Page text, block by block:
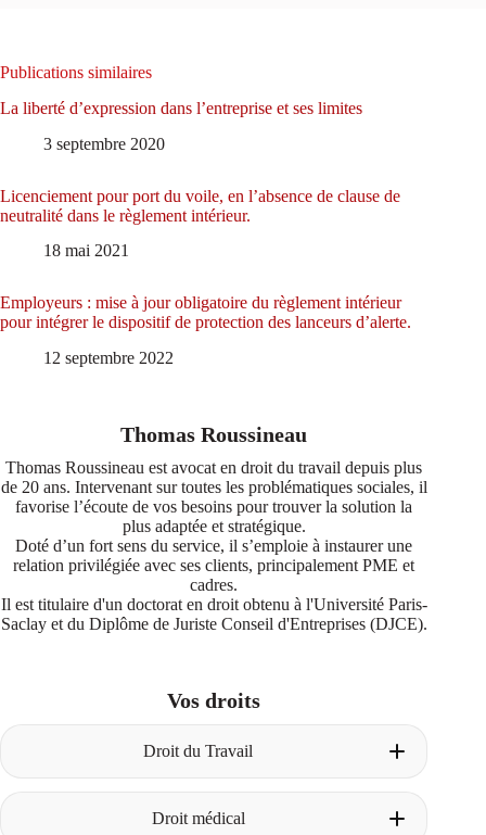
Publications similaires
La liberté d’expression dans l’entreprise et ses limites
3 septembre 2020
Licenciement pour port du voile, en l’absence de clause de
neutralité dans le règlement intérieur.
18 mai 2021
Employeurs : mise à jour obligatoire du règlement intérieur
pour intégrer le dispositif de protection des lanceurs d’alerte.
12 septembre 2022
Thomas Roussineau
Thomas Roussineau est avocat en droit du travail depuis plus
de 20 ans. Intervenant sur toutes les problématiques sociales, il
favorise l’écoute de vos besoins pour trouver la solution la
plus adaptée et stratégique.
Doté d’un fort sens du service, il s’emploie à instaurer une
relation privilégiée avec ses clients, principalement PME et
cadres.
Il est titulaire d'un doctorat en droit obtenu à l'Université Paris-
Saclay et du Diplôme de Juriste Conseil d'Entreprises (DJCE).
Vos droits
Droit du Travail
Construire le dossier avant le licenciement
Droit médical